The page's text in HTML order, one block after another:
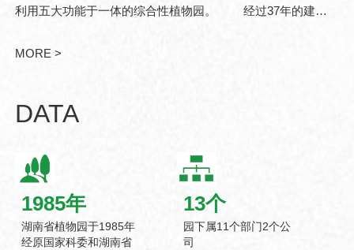
利用五大功能于一体的综合性植物园。 经过37年的建
物资源储备基地。湖南省..
MORE >
DATA
1985年
湖南省植物园于1985年
经原国家科委和湖南省
13个
园下属11个部门2个公
司